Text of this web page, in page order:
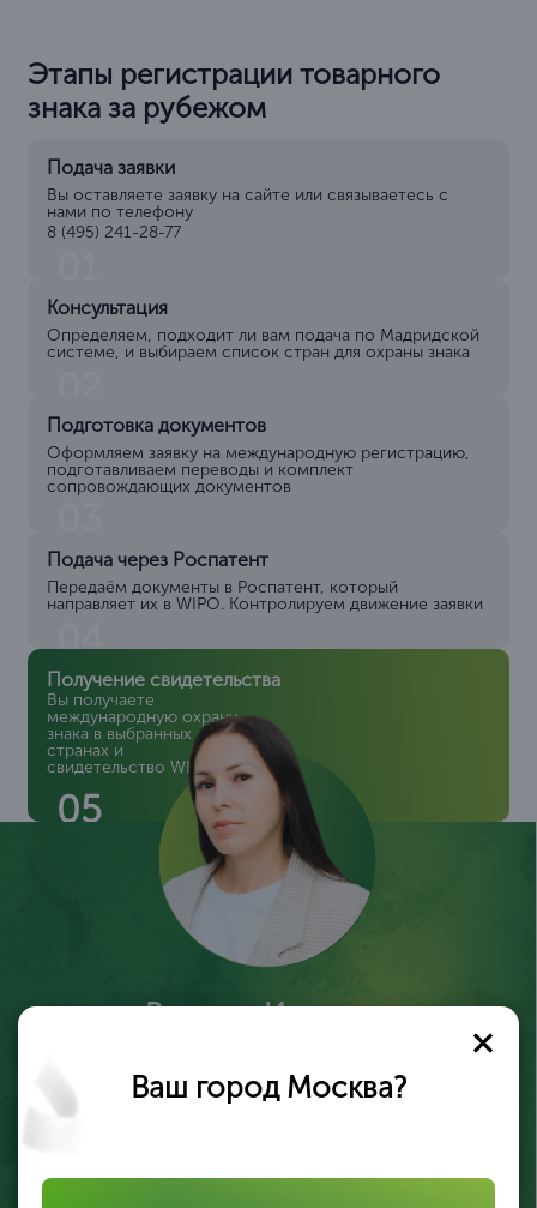
Этапы регистрации товарного
знака за рубежом
Подача заявки
Вы оставляете заявку на сайте или связываетесь с
нами по телефону
8 (495) 241-28-77
Консультация
Определяем, подходит ли вам подача по Мадридской
системе, и выбираем список стран для охраны знака
Подготовка документов
Оформляем заявку на международную регистрацию,
подготавливаем переводы и комплект
сопровождающих документов
Подача через Роспатент
Передаём документы в Роспатент, который
направляет их в WIPO. Контролируем движение заявки
04
Получение свидетельства
Вы получаете
международную охрану
знака в выбранных
странах и
свидетельство WIPO
05
Валерия Иликеева
Оставьте заявку, и я помогу вам защитить ваш
товарный знак за рубежом быстро и надёжно
Ваш город Москва?